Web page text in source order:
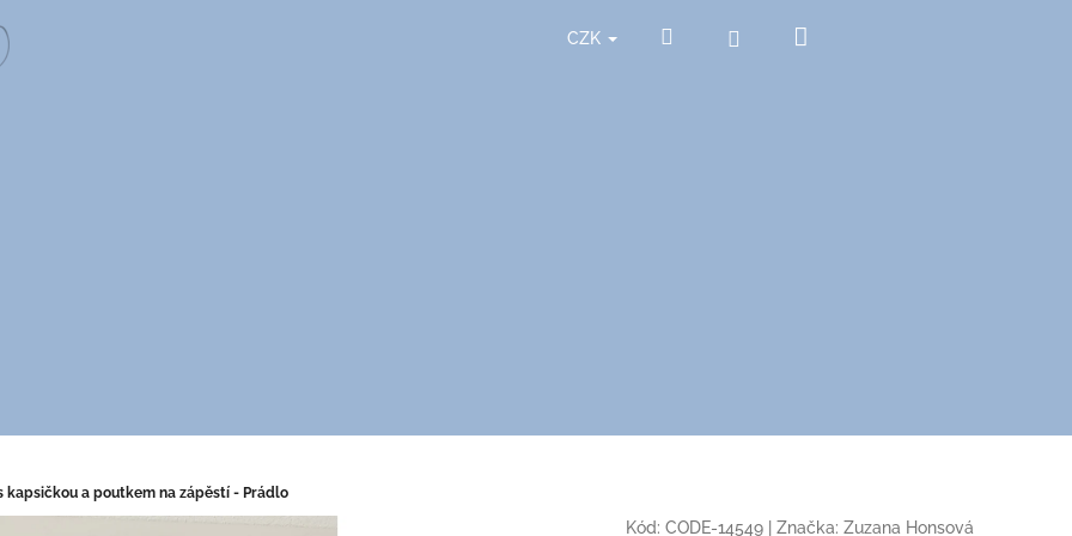
CZK Hledat Přihlášení
kapsičkou a poutkem na zápěstí - Prádlo
Kód: CODE-14549 Značka: Zuzana Honsová